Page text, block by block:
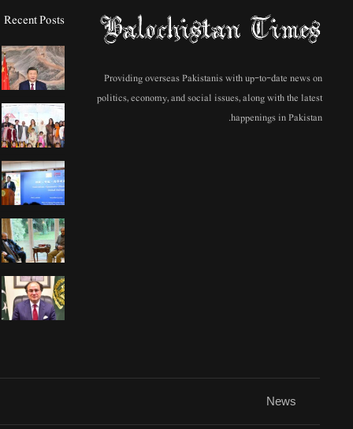
Providing overseas Pakistanis with up-to-date news on
politics, economy, and social issues, along with the latest
happenings in Pakistan.
Recent Posts
News